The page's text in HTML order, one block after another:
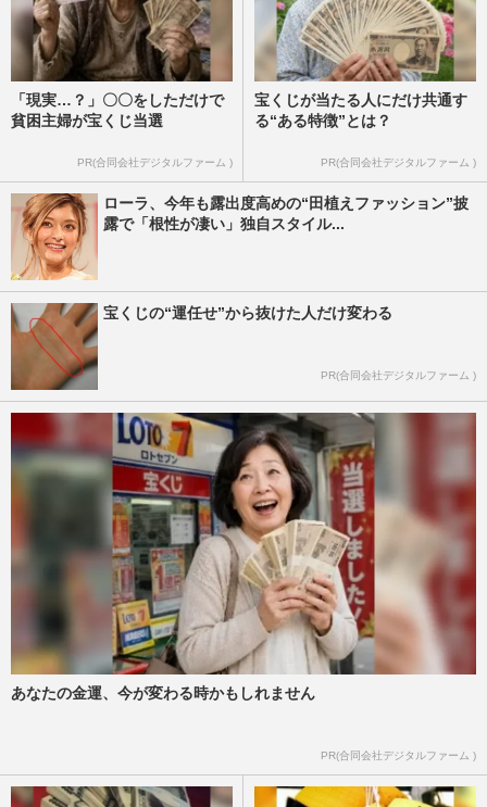
「現実…？」〇〇をしただけで
貧困主婦が宝くじ当選
PR(合同会社デジタルファーム )
宝くじが当たる人にだけ共通す
る“ある特徴”とは？
PR(合同会社デジタルファーム )
ローラ、今年も露出度高めの“田植えファッション”披
露で「根性が凄い」独自スタイル...
宝くじの“運任せ”から抜けた人だけ変わる
PR(合同会社デジタルファーム )
あなたの金運、今が変わる時かもしれません
PR(合同会社デジタルファーム )